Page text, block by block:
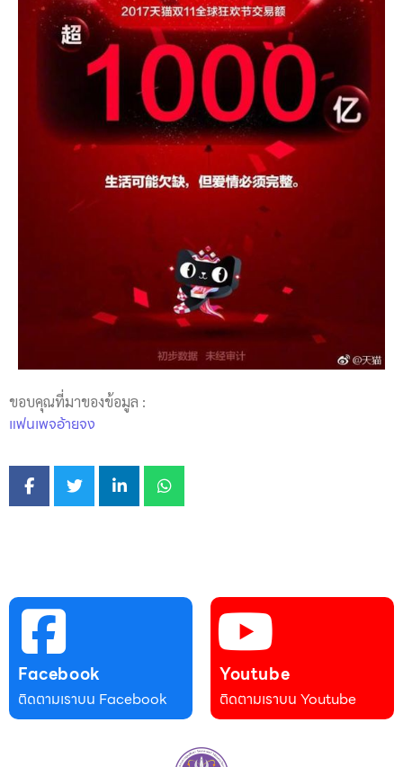
ขอบคุณที่มาของข้อมูล :
แฟนเพจอ้ายจง
Facebook
ติดตามเราบน Facebook
Youtube
ติดตามเราบน Youtube